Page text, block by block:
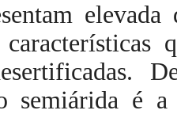
semiárida é a